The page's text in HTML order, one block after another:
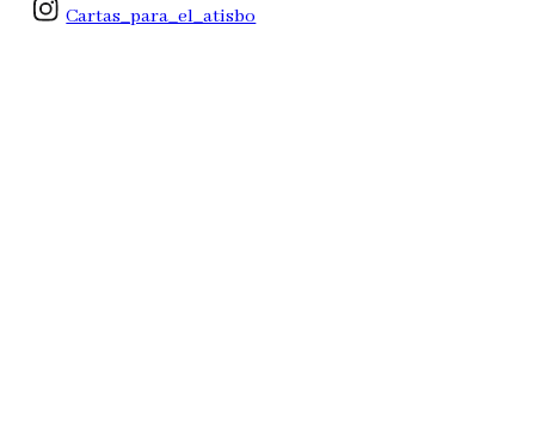
Cartas_para_el_atisbo